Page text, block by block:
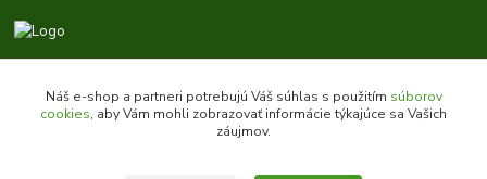
Zákaznícka podpora daes.sk
+421 903 707 668
(Po-Pia, 8-16 hod.)
Náš e-shop a partneri potrebujú Váš súhlas s použitím súborov
cookies, aby Vám mohli zobrazovať informácie týkajúce sa Vašich
záujmov.